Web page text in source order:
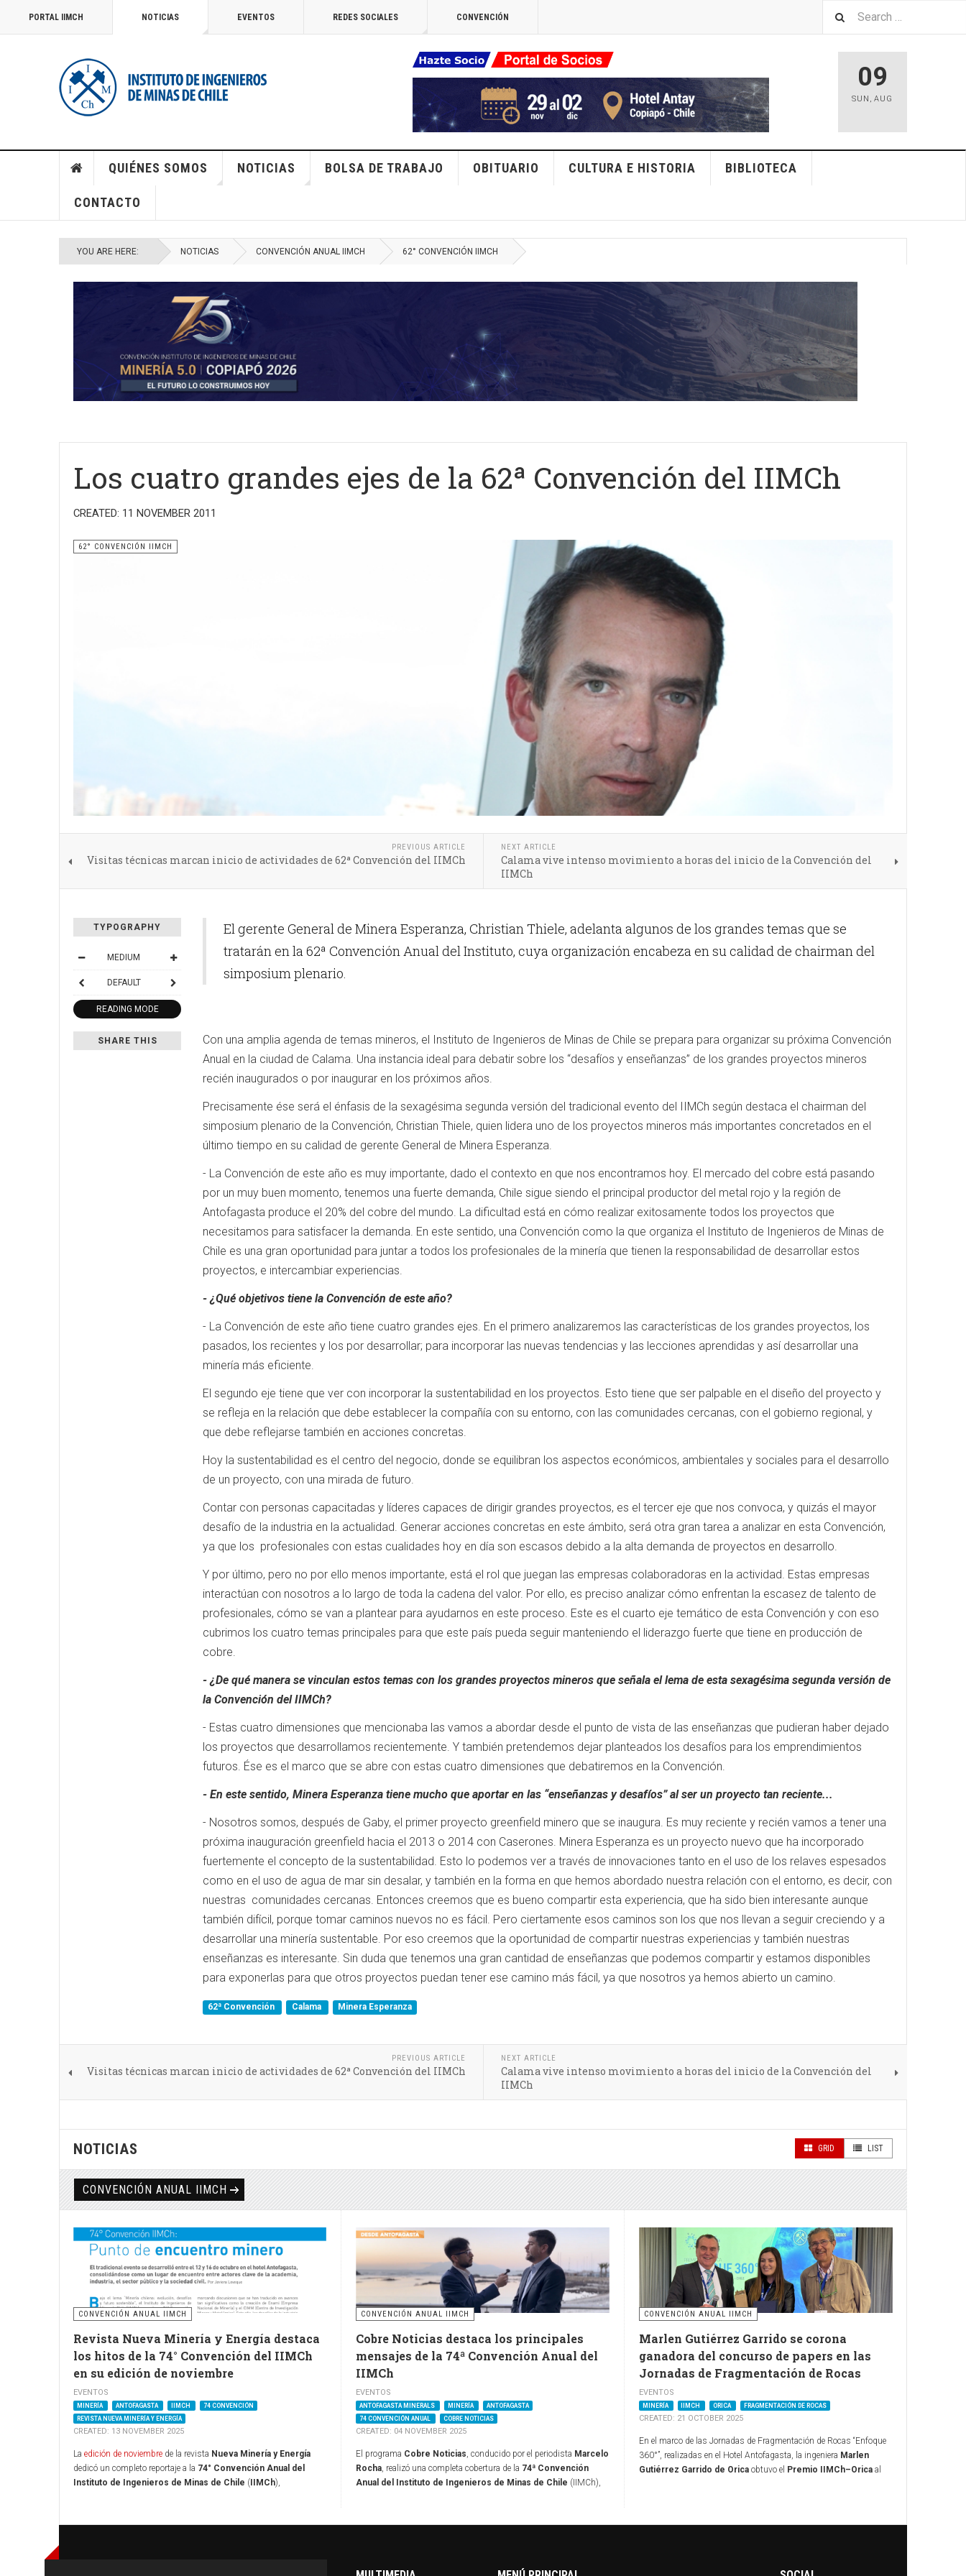
PORTAL IIMCH NOTICIAS EVENTOS REDES SOCIALES CONVENCIÓN
09
SUN ,AUG
QUIÉNES SOMOS NOTICIAS BOLSA DE TRABAJO OBITUARIO CULTURA E HISTORIA BIBLIOTECA
CONTACTO
YOU ARE HERE: NOTICIAS CONVENCIÓN ANUAL IIMCH 62° CONVENCIÓN IIMCH
Los cuatro grandes ejes de la 62ª Convención del IIMCh
CREATED: 11 NOVEMBER 2011
62° CONVENCIÓN IIMCH
PREVIOUS ARTICLE
Visitas técnicas marcan inicio de actividades de 62ª Convención del IIMCh
NEXT ARTICLE
Calama vive intenso movimiento a horas del inicio de la Convención del
IIMCh
TYPOGRAPHY
MEDIUM
DEFAULT
READING MODE
SHARE THIS
El gerente General de Minera Esperanza, Christian Thiele, adelanta algunos de los grandes temas que se
tratarán en la 62ª Convención Anual del Instituto, cuya organización encabeza en su calidad de chairman del
simposium plenario.
Con una amplia agenda de temas mineros, el Instituto de Ingenieros de Minas de Chile se prepara para organizar su próxima Convención
Anual en la ciudad de Calama. Una instancia ideal para debatir sobre los “desafíos y enseñanzas” de los grandes proyectos mineros
recién inaugurados o por inaugurar en los próximos años.
Precisamente ése será el énfasis de la sexagésima segunda versión del tradicional evento del IIMCh según destaca el chairman del
simposium plenario de la Convención, Christian Thiele, quien lidera uno de los proyectos mineros más importantes concretados en el
último tiempo en su calidad de gerente General de Minera Esperanza.
- La Convención de este año es muy importante, dado el contexto en que nos encontramos hoy. El mercado del cobre está pasando
por un muy buen momento, tenemos una fuerte demanda, Chile sigue siendo el principal productor del metal rojo y la región de
Antofagasta produce el 20% del cobre del mundo. La dificultad está en cómo realizar exitosamente todos los proyectos que
necesitamos para satisfacer la demanda. En este sentido, una Convención como la que organiza el Instituto de Ingenieros de Minas de
Chile es una gran oportunidad para juntar a todos los profesionales de la minería que tienen la responsabilidad de desarrollar estos
proyectos, e intercambiar experiencias.
- ¿Qué objetivos tiene la Convención de este año?
- La Convención de este año tiene cuatro grandes ejes. En el primero analizaremos las características de los grandes proyectos, los
pasados, los recientes y los por desarrollar; para incorporar las nuevas tendencias y las lecciones aprendidas y así desarrollar una
minería más eficiente.
El segundo eje tiene que ver con incorporar la sustentabilidad en los proyectos. Esto tiene que ser palpable en el diseño del proyecto y
se refleja en la relación que debe establecer la compañía con su entorno, con las comunidades cercanas, con el gobierno regional, y
que debe reflejarse también en acciones concretas.
Hoy la sustentabilidad es el centro del negocio, donde se equilibran los aspectos económicos, ambientales y sociales para el desarrollo
de un proyecto, con una mirada de futuro.
Contar con personas capacitadas y líderes capaces de dirigir grandes proyectos, es el tercer eje que nos convoca, y quizás el mayor
desafío de la industria en la actualidad. Generar acciones concretas en este ámbito, será otra gran tarea a analizar en esta Convención,
ya que los profesionales con estas cualidades hoy en día son escasos debido a la alta demanda de proyectos en desarrollo.
Y por último, pero no por ello menos importante, está el rol que juegan las empresas colaboradoras en la actividad. Estas empresas
interactúan con nosotros a lo largo de toda la cadena del valor. Por ello, es preciso analizar cómo enfrentan la escasez de talento de
profesionales, cómo se van a plantear para ayudarnos en este proceso. Este es el cuarto eje temático de esta Convención y con eso
cubrimos los cuatro temas principales para que este país pueda seguir manteniendo el liderazgo fuerte que tiene en producción de
cobre.
- ¿De qué manera se vinculan estos temas con los grandes proyectos mineros que señala el lema de esta sexagésima segunda versión de
la Convención del IIMCh?
- Estas cuatro dimensiones que mencionaba las vamos a abordar desde el punto de vista de las enseñanzas que pudieran haber dejado
los proyectos que desarrollamos recientemente. Y también pretendemos dejar planteados los desafíos para los emprendimientos
futuros. Ése es el marco que se abre con estas cuatro dimensiones que debatiremos en la Convención.
- En este sentido, Minera Esperanza tiene mucho que aportar en las “enseñanzas y desafíos” al ser un proyecto tan reciente...
- Nosotros somos, después de Gaby, el primer proyecto greenfield minero que se inaugura. Es muy reciente y recién vamos a tener una
próxima inauguración greenfield hacia el 2013 o 2014 con Caserones. Minera Esperanza es un proyecto nuevo que ha incorporado
fuertemente el concepto de la sustentabilidad. Esto lo podemos ver a través de innovaciones tanto en el uso de los relaves espesados
como en el uso de agua de mar sin desalar, y también en la forma en que hemos abordado nuestra relación con el entorno, es decir, con
nuestras comunidades cercanas. Entonces creemos que es bueno compartir esta experiencia, que ha sido bien interesante aunque
también difícil, porque tomar caminos nuevos no es fácil. Pero ciertamente esos caminos son los que nos llevan a seguir creciendo y a
desarrollar una minería sustentable. Por eso creemos que la oportunidad de compartir nuestras experiencias y también nuestras
enseñanzas es interesante. Sin duda que tenemos una gran cantidad de enseñanzas que podemos compartir y estamos disponibles
para exponerlas para que otros proyectos puedan tener ese camino más fácil, ya que nosotros ya hemos abierto un camino.
62ª Convención Calama Minera Esperanza
PREVIOUS ARTICLE
Visitas técnicas marcan inicio de actividades de 62ª Convención del IIMCh
NEXT ARTICLE
Calama vive intenso movimiento a horas del inicio de la Convención del
IIMCh
NOTICIAS GRID LIST
CONVENCIÓN ANUAL IIMCH
CONVENCIÓN ANUAL IIMCH
Revista Nueva Minería y Energía destaca
los hitos de la 74° Convención del IIMCh
en su edición de noviembre
EVENTOS
MINERÍA ANTOFAGASTA IIMCH
74 CONVENCIÓN
REVISTA NUEVA MINERÍA Y ENERGÍA
CREATED: 13 NOVEMBER 2025
La edición de noviembre de la revista Nueva Minería y Energía
dedicó un completo reportaje a la 74° Convención Anual del
Instituto de Ingenieros de Minas de Chile (IIMCh),
más influyentes del sector, profundizó en los ejes conceptuales del
CONVENCIÓN ANUAL IIMCH
Cobre Noticias destaca los principales
mensajes de la 74ª Convención Anual del
IIMCh
EVENTOS
ANTOFAGASTA MINERALS MINERÍA
ANTOFAGASTA
74 CONVENCIÓN ANUAL
COBRE NOTICIAS
CREATED: 04 NOVEMBER 2025
El programa Cobre Noticias , conducido por el periodista Marcelo
Rocha , realizó una completa cobertura de la 74ª Convención
Anual del Instituto de Ingenieros de Minas de Chile (IIMCh),
profesionales del sector.
Chairman de la Convención, Nicolás Rivera , destacó el rol
CONVENCIÓN ANUAL IIMCH
Marlen Gutiérrez Garrido se corona
ganadora del concurso de papers en las
Jornadas de Fragmentación de Rocas
EVENTOS
MINERÍA IIMCH ORICA FRAGMENTACIÓN DE ROCAS
CREATED: 21 OCTOBER 2025
En el marco de las Jornadas de Fragmentación de Rocas “Enfoque
360°”, realizadas en el Hotel Antofagasta, la ingeniera Marlen
Gutiérrez Garrido de Oricaobtuvo el Premio IIMCh–Oricaal